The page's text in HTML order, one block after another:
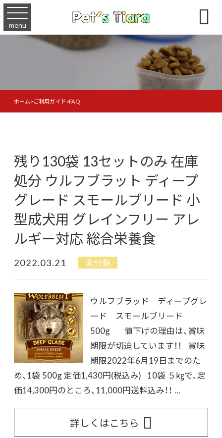
menu 
ホーム>ご利用ガイド>FAQ
残り130袋 13セットのみ 在庫
処分 ウルフブラット ディープ
グレード スモールブリード 小
型成犬用 グレインフリー アレ
ルギー対応 総合栄養食
2022.03.21 未分類
ウルフブラッド ディープグレ
ード スモールブリード
500g 値下げの理由は、賞味
期限が切迫しています！！ 賞味
期限2022年6月19日までのた
め、1袋 500g 定価1,430円(税込み) 10袋 ５㎏で、定
価14,300円のところ、11,000円送料込み！！ ...
詳しくはこちら